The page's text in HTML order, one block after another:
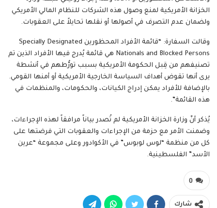
الخزانة الأمريكية لمنع وصول هذه الشركات للنظام المالي الأمريكي
ولضمان عدم التصرف في أصولها أو نقلها تحايلاً على العقوبات.
وقالت السفارة: “قائمة الأفراد المحظورين Specially Designated
Nationals and Blocked Persons هي قائمة يُدرج فيها الأفراد الذين تم
تصنيفهم من قِبل الحكومة الأمريكية بسبب تورُّطهم في أنشطة
يرى أنها تقوض أهداف السياسة الخارجية الأمريكية أو أمنها القومي.
بالإضافة للأفراد يمكن إدراج الكيانات، والحكومات، والمنظمات في
هذه القائمة”.
يُذكر أنّ وزارة الخزانة الأمريكية لم تُصدر بياناً مرافقاً لهذه الإجراءات،
وضمنت الأمر مع حزمة من الإجراءات والعقوبات التي فرضتها على
كل من منظمة “لوس لوبوس” في الأكوادور وعلى مجموعة “عرين
الأسد” الفلسطينية.
0
شارك